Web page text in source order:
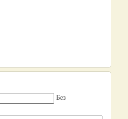
Без